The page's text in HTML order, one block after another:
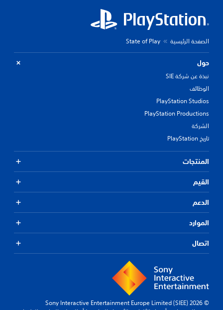
الصفحة الرئيسية State of Play
حول
نبذة عن شركة SIE
الوظائف
PlayStation Studios
PlayStation Productions
الشركة
تاريخ PlayStation
المنتجات
القيم
الدعم
الموارد
اتصال
© 2026 Sony Interactive Entertainment Europe Limited (SIEE)